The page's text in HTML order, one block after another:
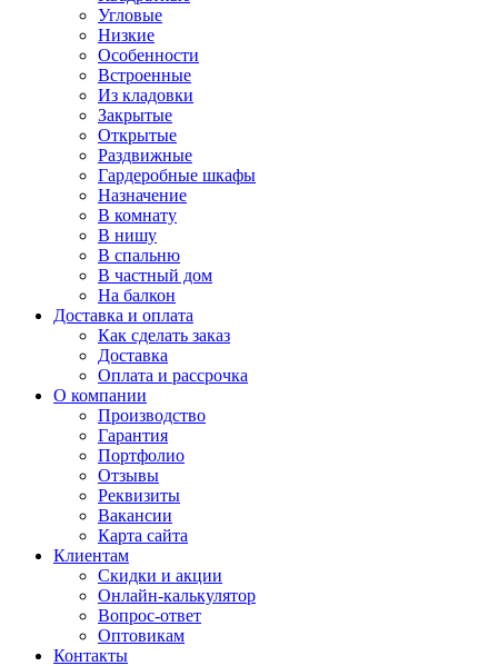
Угловые
Низкие
Особенности
Встроенные
Из кладовки
Закрытые
Открытые
Раздвижные
Гардеробные шкафы
Назначение
В комнату
В нишу
В спальню
В частный дом
На балкон
Доставка и оплата
Как сделать заказ
Доставка
Оплата и рассрочка
О компании
Производство
Гарантия
Портфолио
Отзывы
Реквизиты
Вакансии
Карта сайта
Клиентам
Скидки и акции
Онлайн-калькулятор
Вопрос-ответ
Оптовикам
Контакты